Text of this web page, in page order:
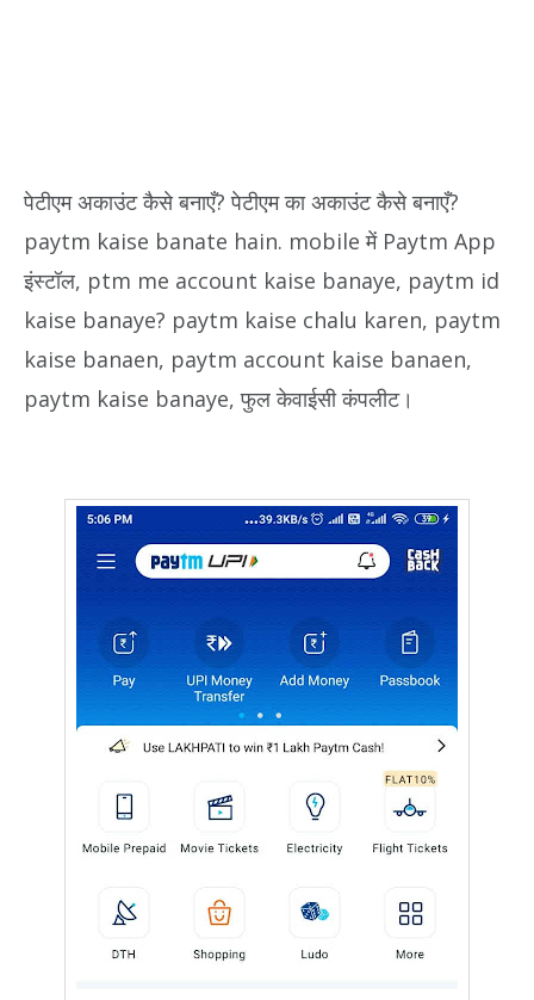
पेटीएम अकाउंट कैसे बनाएँ? पेटीएम का अकाउंट कैसे बनाएँ?
paytm kaise banate hain. mobile में Paytm App
इंस्टॉल, ptm me account kaise banaye, paytm id
kaise banaye? paytm kaise chalu karen, paytm
kaise banaen, paytm account kaise banaen,
paytm kaise banaye, फुल केवाईसी कंपलीट।